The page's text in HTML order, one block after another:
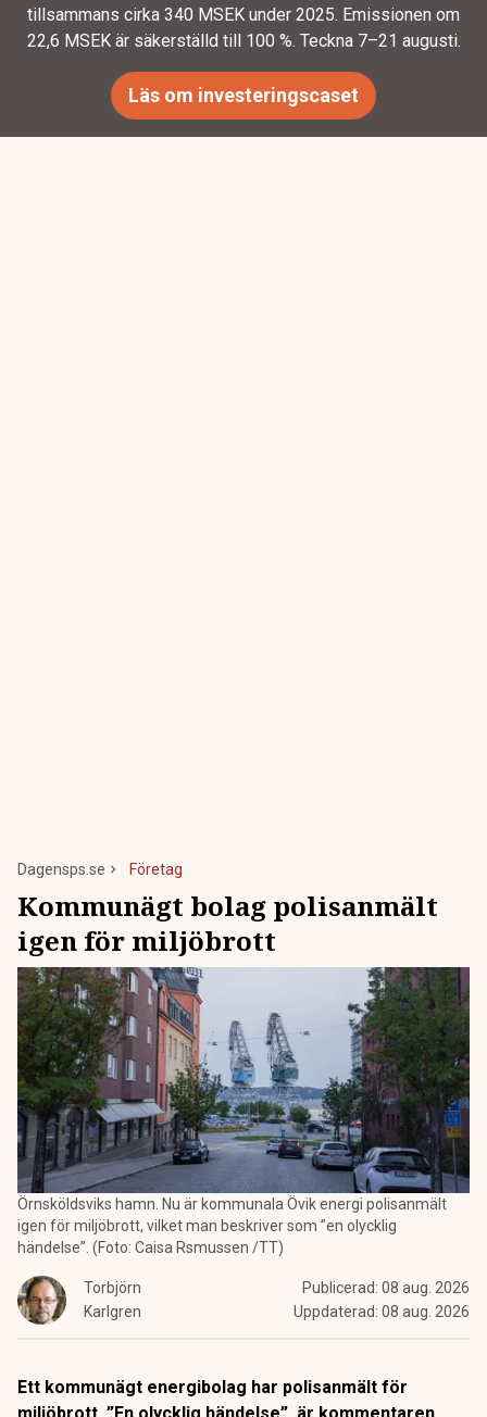
tillsammans cirka 340 MSEK under 2025. Emissionen om
22,6 MSEK är säkerställd till 100 %. Teckna 7–21 augusti.
Läs om investeringscaset
Dagensps.se Företag
Kommunägt bolag polisanmält
igen för miljöbrott
Örnsköldsviks hamn. Nu är kommunala Övik energi polisanmält
igen för miljöbrott, vilket man beskriver som ”en olycklig
händelse”. (Foto: Caisa Rsmussen /TT)
Torbjörn
Karlgren
Publicerad: 08 aug. 2026
Uppdaterad: 08 aug. 2026
Ett kommunägt energibolag har polisanmält för